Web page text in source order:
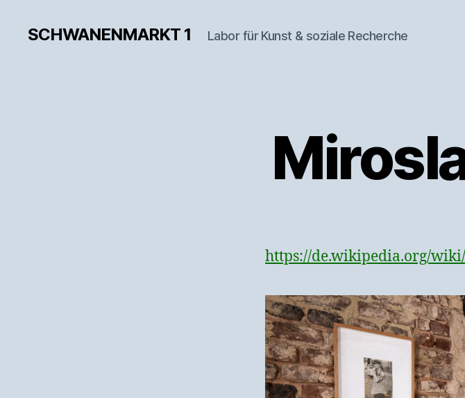
SCHWANENMARKT 1 Labor für Kunst & soziale Recherche
https://de.wikipedia.org/